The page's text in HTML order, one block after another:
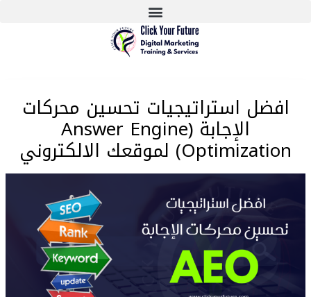
افضل استراتيجيات تحسين محركات
الإجابة (Answer Engine
Optimization) لموقعك الالكتروني